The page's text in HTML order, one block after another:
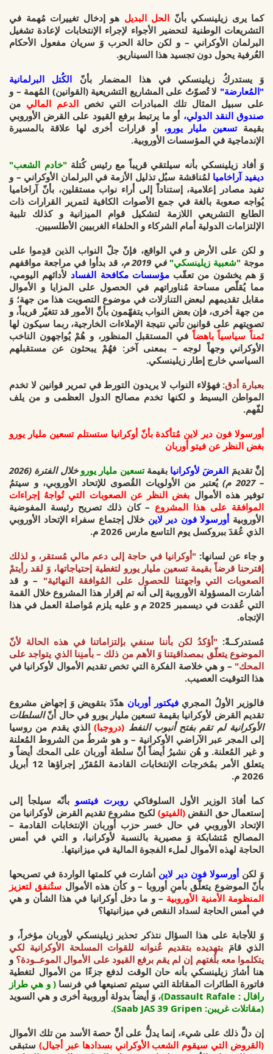
كما يرى زيلينسكي بأنّ الحل البديل هوإدخال تغييرات مُهمة في
التشريعات الوطنية لتحضير الأجواء لإجراء الإنتخابات لإعادة تشغيل
البرلمان الأوكراني – و لكن حالة الحرب وَ سريان مفعول الأحكام
العُرفية يحول دون تجسيد هذا السيناريو.
وَ يستدركُ زيلينسكي في هذا المضماربأنّ الكُتل البرلمانية
"المُعارضة" لا تُصوّتُ على المشاريع التشريعية (القوانين) المُهمة – و
على سبيل المثال تلك المبادرات التي تخص الدعم المالي من
صندوق النقد الدولي، أو ما يرتبط برفع القيود على القرض الأوروبي
بقيمةتسعين مليار يورو،أو قرارات أخرى لها علاقة بالمسيرة
الإندماجية في المؤسسات الأوروبية.
وَ أفاد زيلينسكي بأنه سيلتقي قريباً مع رئيس كُتلة "خادم الشعب"
ديفيد آراخاميا لمُناقشة سبُل تذليل الأزمة في البرلمان الأوكراني – و
تفيد مصادر إعلامية، إستناداً إلى أراء نواب مستقلين، بأنّآراخاميا
يُواجه صعوبة بالغة في جمع الأصوات الكافية لتمرير القرارات ذات
الطابع التشريعي اللازمة لتشكيل قوام الميزانية و كذلك تلبية
الإلتزامات الدولية أمام الشركاء و الحلفاء الغربيين الأطلسيين.
و لكن على الأرض و في الواقع، فإنّ جلّ النواب الذين قدِموا على
موجة "شعبية زيلينسكي"في 2019 م، قد بدأوا فيمراجعة مواقفهم
وَ هم يخشون من تعقّبمؤسسات مكافحة الفساد لأدائهم اليومي،
مما يُقلّص مساحة مُناوراتهم في الحصول على المزايا و الأموال
مقابل تقديمهم لبعض التنازلات في موضوع التصويت هذا من جهة؛ وَ
من جهة أخرى، فإن بعض النواب يتفهّمون بأنَّ الأمور قد تتغيّر قريباً، و
تصويتهم على قوانينتأتي نتيجة الإملاءات الخارجية،ربما سيكون لها
ثمناً سياسياً باهضاً في المستقبل المنظور، و هُمْ يُواجهون الناخب
الأوكراني وجهاً لوجه – بمعنى آخر: فهُمْ يبحثون عن مستقبلهم
السياسي خارج إطار زيلينسكي.
بعبارة أدق:فهؤلاء النواب لا يريدون التورط في تمرير قوانين لا تخدم
المواطن البسيط و لكنها تخدم مصالح الدول العظمى و من يلف
لفّهم.
أورسولا فون دير لاين مُتأكدة بأنّ أوكرانيا ستستلم تسعين مليار يورو
بغض النظر عن فيتو أوربان
إنَّ تقديمَ القرضَ لأوكرانيابقيمةتسعين مليار يورو
خلال الفترة (2026
– 2027 م)
يُعتبر منالأولويات القُصوى للإتحاد الأوروبي،و سيتمُ
توفير هذه الأموال بغض النظر عن الصعوبات التي تُواجهُ إجراءات
الموافقة على هذا المشروع – كان ذلك تصريحرئيسة المفوضية
الأوروبية أورسولا فون دير لاين خلال إجتماع سفراء الإتحاد الأوروبي
الذي عُقدَ ببروكسل يوم التاسع مارس 2026 م.
و جاء عن لسانها: "أوكرانيا في حاجة إلى دعم مالي مُستقر، و لذلك
إقترحنا قرضاً بقيمة تسعين مليار يورو لتغطية إحتياجاتها، وَ لقد رأيتمْ
الصعوبات التي واجهتنا للحصول على المُوافقة النهائية" – و قد
أشارت المسؤولة الأوروبية إلى أنه تم إقرار هذا المشروع خلال القمة
التي عُقدت في ديسمبر 2025 م
و عليه يلزم مُواصلة العمل في هذا
الإتجاه.
مُستدركــةً: "أؤكدُ لكن بأننا سنفي بإلتزاماتنا في هذه الحالة لأنّ
الموضوع يتعلّق بمصداقيتنا وَ الأهم من ذلك – بأمنِنا الذي يتواجد على
المحك" – و هيخلاصة الفكرة التي تخص تقديم الأموال لأوكرانيا في
هذا التوقيت العصيب.
فالوزير الأولُ المجريفيكتور أوربان هدّدَ بتقويض وَ إجهاض مشروع
تقديم القرض لأوكرانيا بقيمة تسعين مليار يورو في حال أنّالسلطات
الأوكرانية لم تقم بفتح أنبوب النفط (دروجبا)الذي يقدم من روسيا
إلى المجر عبر الآراضي الأوكرانية – و هو شرطُ من الشروط المُعلنة
و غير المُعلنة. و هُن نشيرُ أيضاً أنَّ سلطة أوربان على المحك أيضاً و
يتعلق الأمر بمُخرجات الإنتخابات القادمة المُقرّر إجراؤها 12 أبريل
2026 م.
كما أفادَ الوزير الأول السلوفاكي روبرت فيتسو بأنّه سيلجأ إلى
إستعمال حق النقض (الفيتو) لكبح مشروع تقديم القرض لأوكرانيا من
الإتحاد الأوروبي في حال خسر حزب أوربان الإنتخابات القادمة –
المصالح مُتشابكة وَ مصيرية بالنسبة لأوكرانيا، و التي في أمس
الحاجة لهذه الأموال لملء الفجوة المالية في ميزانيتها.
وَ لكن أورسولا فون دير لاين أشارت في كلمتها الواردة في تصريحها
بأنّالموضوع يتعلّق بأمنِ أوروبا – و كأن هذه الأموال ستُنفق لتعزيز
المنظومة الأمنية الأوروبية – و ما دخل أوكرانيا في هذا الشأن و هي
في أمس الحاجة لسداد النقص في ميزانيتها؟
وَ للأجابة على هذا السؤال نتذكر تحذير زيلينسكي لأوربان مؤخراً، و
الذي قامَ بتهديده بتقديم عُنوانه للقوات المسلحة الأوكرانية لكي
يتكلموا معه بلُغتهم إن لم يقم برفع القيود على الأموال الموعــودة؟ و
هنا أشارَ زيلينسكي بأنه حان الوقت لدفع جزءًا من الأموال لتغطية
فاتورة الطائرات المقاتلة التي سيتم تصنيعها في فرنسا ( و هي طراز
رافال : Dassault Rafale)،
وَ أيضاً بدولة أوروبية أخرى و هي السويد
(مقاتلات غريبن: Saab JAS 39 Gripen).
إن دلَّ ذلك على شيء، إنما يدلُّ على أنَّ حصة الأسد من تلك الأموال
(القروض التي سيقوم الشعب الأوكراني بسدادها عبر أجيال) ستبقى